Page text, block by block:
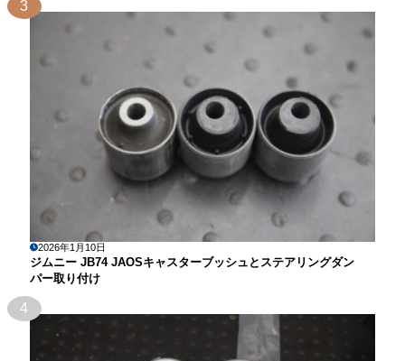
3
2026年1月10日
ジムニー JB74 JAOSキャスターブッシュとステアリングダン
パー取り付け
4